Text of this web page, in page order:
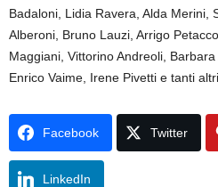
Badaloni, Lidia Ravera, Alda Merini,
Alberoni, Bruno Lauzi, Arrigo
Maggiani, Vittorino Andreoli, Barbara
Enrico Vaime, Irene Pivetti e tanti altri
Facebook Twitter
LinkedIn